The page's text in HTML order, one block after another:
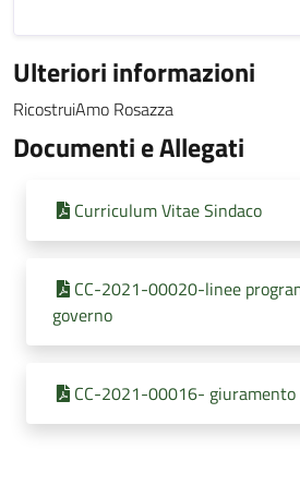
Ulteriori informazioni
RicostruiAmo Rosazza
Documenti e Allegati
Curriculum Vitae Sindaco
CC-2021-00020-linee
governo
CC-2021-00016- giuramento